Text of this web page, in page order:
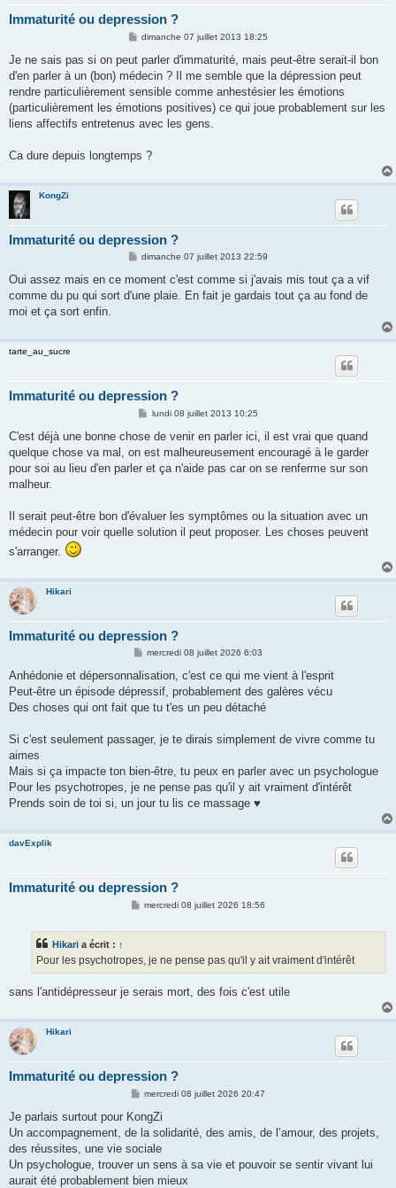
Immaturité ou depression ?
M
s
s
a
g
dimanche 07 juillet 2013 18:25
Je ne sais pas si on peut parler d'immaturité, mais peut-être serait-il bon
d'en parler à un (bon) médecin ? Il me semble que la dépression peut
rendre particulièrement sensible comme anhestésier les émotions
(particulièrement les émotions positives) ce qui joue probablement sur les
liens affectifs entretenus avec les gens.
Ca dure depuis longtemps ?
KongZi
Immaturité ou depression ?
M
s
a
dimanche 07 juillet 2013 22:59
Oui assez mais en ce moment c'est comme si j'avais mis tout ça a vif
comme du pu qui sort d'une plaie. En fait je gardais tout ça au fond de
moi et ça sort enfin.
tarte_au_sucre
Immaturité ou depression ?
M
s
a
g
lundi 08 juillet 2013 10:25
C'est déjà une bonne chose de venir en parler ici, il est vrai que quand
quelque chose va mal, on est malheureusement encouragé à le garder
pour soi au lieu d'en parler et ça n'aide pas car on se renferme sur son
malheur.
Il serait peut-être bon d'évaluer les symptômes ou la situation avec un
médecin pour voir quelle solution il peut proposer. Les choses peuvent
s'arranger.
Hikari
Immaturité ou depression ?
M
s
a
g
mercredi 08 juillet 2026 6:03
Anhédonie et dépersonnalisation, c'est ce qui me vient à l'esprit
Peut-être un épisode dépressif, probablement des galères vécu
Des choses qui ont fait que tu t'es un peu détaché
Si c'est seulement passager, je te dirais simplement de vivre comme tu
aimes
Mais si ça impacte ton bien-être, tu peux en parler avec un psychologue
Pour les psychotropes, je ne pense pas qu'il y ait vraiment d'intérêt
Prends soin de toi si, un jour tu lis ce massage ♥
davExplik
Immaturité ou depression ?
M
g
e
mercredi 08 juillet 2026 18:56
Hikari a écrit : ↑
Pour les psychotropes, je ne pense pas qu'il y ait vraiment d'intérêt
sans l'antidépresseur je serais mort, des fois c'est utile
Hikari
Immaturité ou depression ?
M
s
a
g
mercredi 08 juillet 2026 20:47
Je parlais surtout pour KongZi
Un accompagnement, de la solidarité, des amis, de l’amour, des projets,
des réussites, une vie sociale
Un psychologue, trouver un sens à sa vie et pouvoir se sentir vivant lui
aurait été probablement bien mieux